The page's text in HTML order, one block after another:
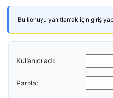
Bu konuyu yanıtlamak için giriş
Kullanıcı adı:
Parola: